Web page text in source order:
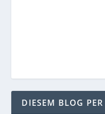
DIESEM BLOG